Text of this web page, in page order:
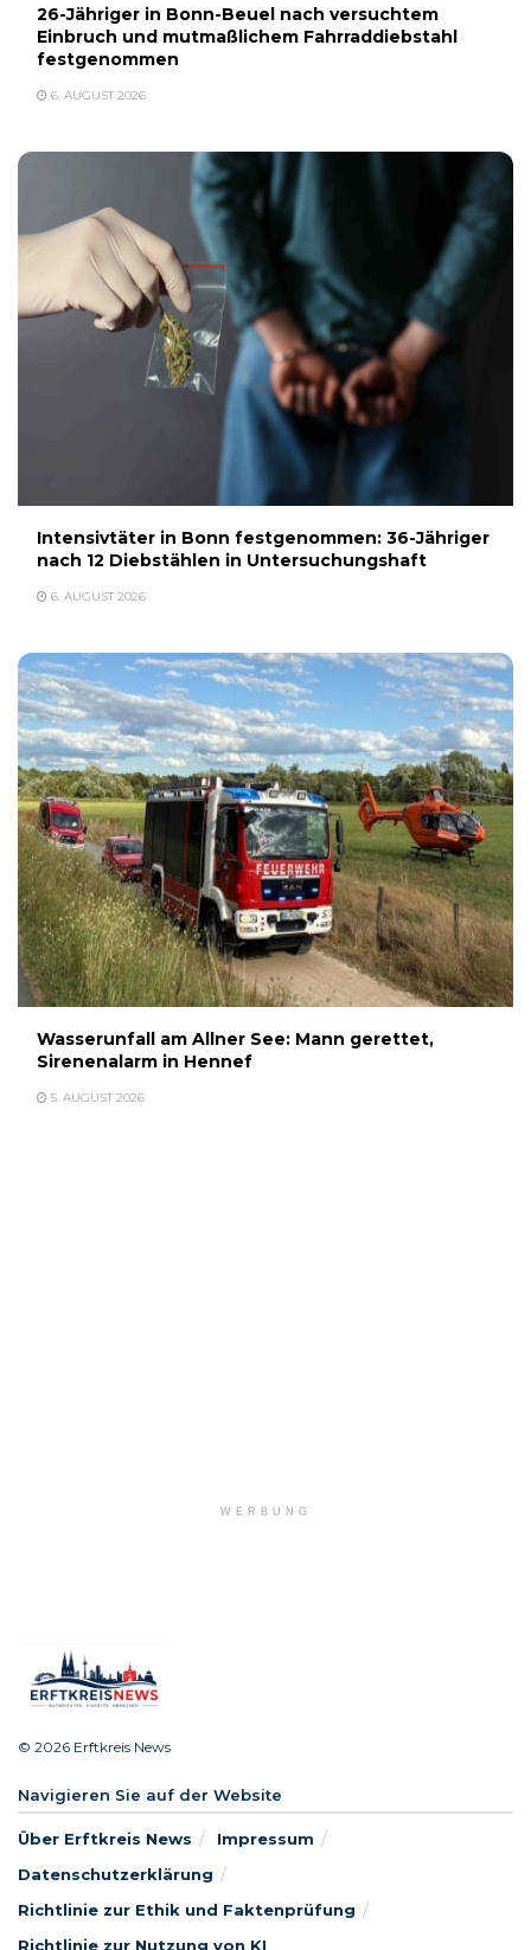
26-Jähriger in Bonn-Beuel nach versuchtem
Einbruch und mutmaßlichem Fahrraddiebstahl
festgenommen
6. AUGUST 2026
Intensivtäter in Bonn festgenommen: 36-Jähriger
nach 12 Diebstählen in Untersuchungshaft
6. AUGUST 2026
Wasserunfall am Allner See: Mann gerettet,
Sirenenalarm in Hennef
5. AUGUST 2026
WERBUNG
© 2026 Erftkreis News
Navigieren Sie auf der Website
Über Erftkreis News
Impressum
Datenschutzerklärung
Richtlinie zur Ethik und Faktenprüfung
Richtlinie zur Nutzung von KI